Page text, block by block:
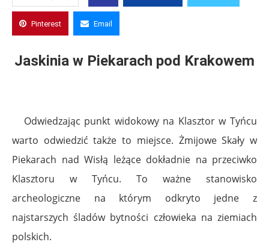
Pinterest Email
Jaskinia w Piekarach pod Krakowem
Odwiedzając punkt widokowy na Klasztor w Tyńcu
warto odwiedzić także to miejsce. Żmijowe Skały w
Piekarach nad Wisłą leżące dokładnie na przeciwko
Klasztoru w Tyńcu. To ważne stanowisko
archeologiczne na którym odkryto jedne z
najstarszych śladów bytności człowieka na ziemiach
polskich.